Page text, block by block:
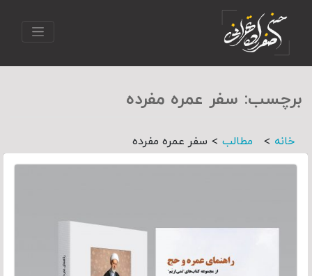
برچسب: سفر عمره مفرده
خانه > مطالب > سفر عمره مفرده